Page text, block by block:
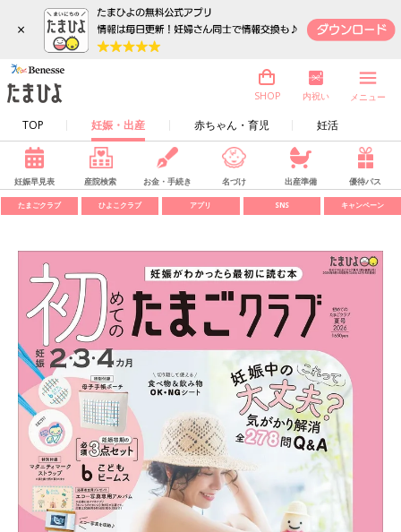
×
TOP 妊娠・出産 赤ちゃん・育児 妊活
SHOP 内祝い メニュー
妊娠早見表 産院検索 お金・手続き 名づけ 出産準備 優待パス
たまごクラブ ひよこクラブ アプリ SNS キャンペーン